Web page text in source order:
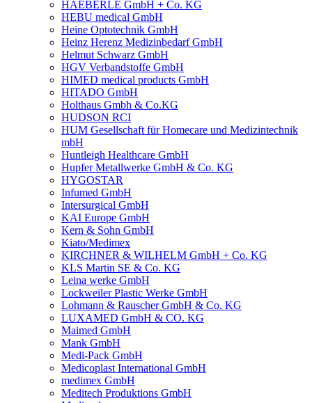
HAEBERLE GmbH + Co. KG
HEBU medical GmbH
Heine Optotechnik GmbH
Heinz Herenz Medizinbedarf GmbH
Helmut Schwarz GmbH
HGV Verbandstoffe GmbH
HIMED medical products GmbH
HITADO GmbH
Holthaus Gmbh & Co.KG
HUDSON RCI
HUM Gesellschaft für Homecare und Medizintechnik
mbH
Huntleigh Healthcare GmbH
Hupfer Metallwerke GmbH & Co. KG
HYGOSTAR
Infumed GmbH
Intersurgical GmbH
KAI Europe GmbH
Kern & Sohn GmbH
Kiato/Medimex
KIRCHNER & WILHELM GmbH + Co. KG
KLS Martin SE & Co. KG
Leina werke GmbH
Lockweiler Plastic Werke GmbH
Lohmann & Rauscher GmbH & Co. KG
LUXAMED GmbH & CO. KG
Maimed GmbH
Mank GmbH
Medi-Pack GmbH
Medicoplast International GmbH
medimex GmbH
Meditech Produktions GmbH